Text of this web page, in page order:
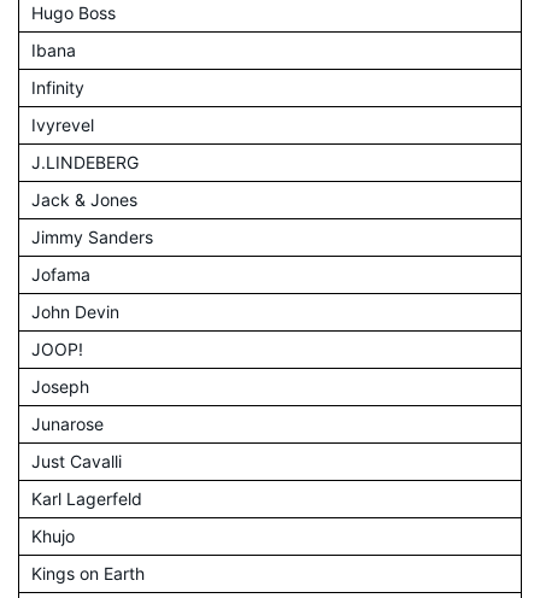
Hugo Boss
Ibana
Infinity
Ivyrevel
J.LINDEBERG
Jack & Jones
Jimmy Sanders
Jofama
John Devin
JOOP!
Joseph
Junarose
Just Cavalli
Karl Lagerfeld
Khujo
Kings on Earth